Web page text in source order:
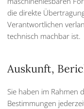
die direkte
Verantwortlichen
technisch machbar ist.
Auskunft,
Sie haben im Rahmen
Bestimmungen